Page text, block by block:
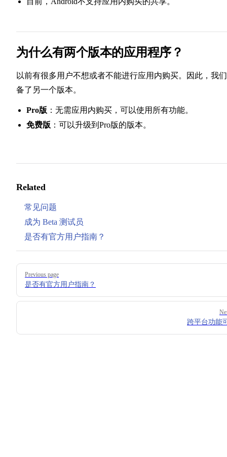
为什么有两个版本的应用程序？
以前有很多用户不想或者不能进行应用内购买。因此，我
备了另一个版本。
Pro版 ：无需应用内购买，可以使用所有功能。
免费版 ：可以升级到Pro版的版本。
Related
常见问题
成为 Beta 测试员
是否有官方用户指南？
Pager
Previous page
是否有官方用户指南？
跨平台功能